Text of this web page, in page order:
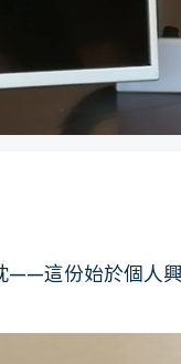
這份始於個人